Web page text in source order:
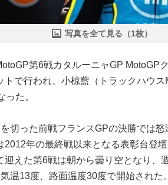
写真を全て見る（1枚）
第6戦カタルーニャGP MotoGP
トで行われ、小椋藍（トラックハウ
った。
切った前戦フランスGPの決勝では
2012年の最終戦以来となる表彰台登
迎えた第6戦は朝から曇り空となり、
温13度、路面温度30度で開始された。